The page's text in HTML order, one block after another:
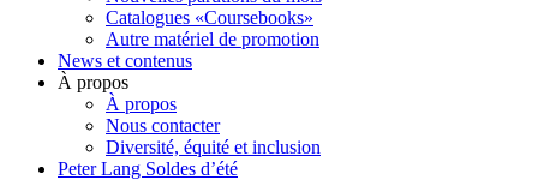
Catalogues «Coursebooks»
Autre matériel de promotion
News et contenus
À propos
À propos
Nous contacter
Diversité, équité et inclusion
Peter Lang Soldes d’été